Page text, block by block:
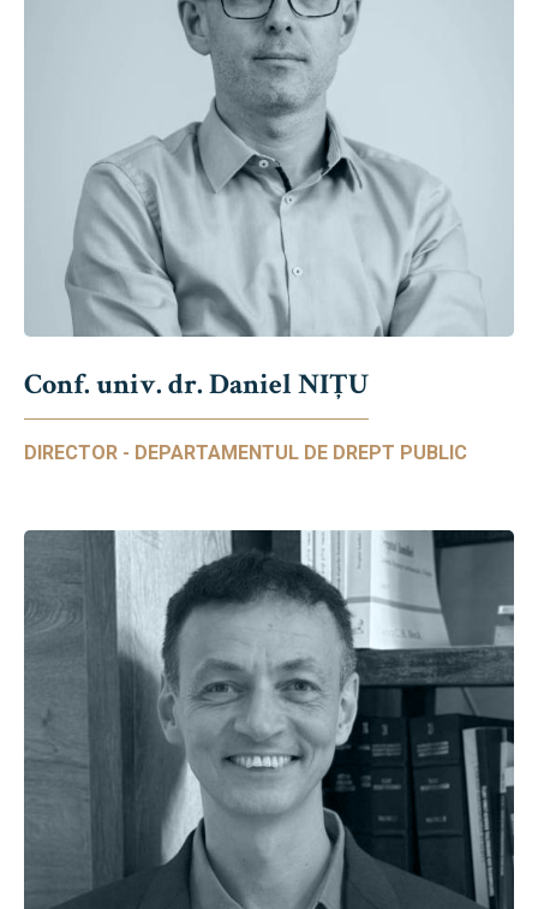
Conf. univ. dr. Daniel NIŢU
DIRECTOR - DEPARTAMENTUL DE DREPT PUBLIC